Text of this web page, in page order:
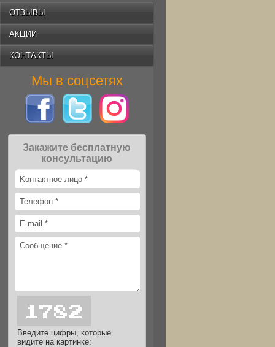
ОТЗЫВЫ
АКЦИИ
КОНТАКТЫ
Мы в соцсетях
Закажите бесплатную
консультацию
Введите цифры, которые
видите на картинке: